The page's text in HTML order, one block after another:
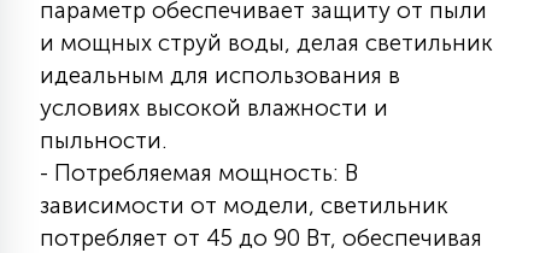
С УПРАВЛЕНИЕМ
АКСЕССУАРЫ
параметр обеспечивает защиту от пыли
и мощных струй воды, делая светильник
идеальным для использования в
условиях высокой влажности и
пыльности.
- Потребляемая мощность: В
зависимости от модели, светильник
потребляет от 45 до 90 Вт, обеспечивая